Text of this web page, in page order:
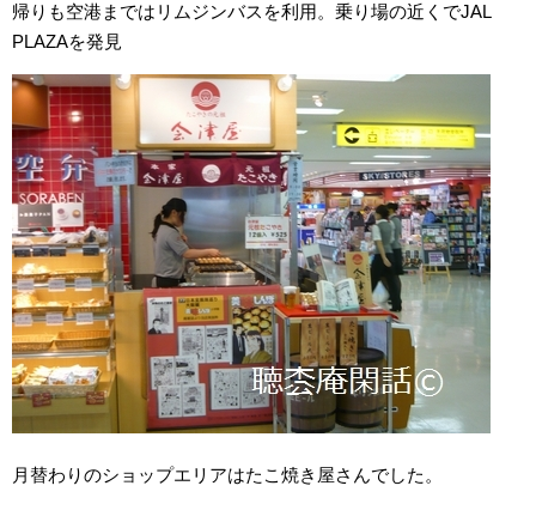
帰りも空港まではリムジンバスを利用。乗り場の近くでJAL
PLAZAを発見
月替わりのショップエリアはたこ焼き屋さんでした。